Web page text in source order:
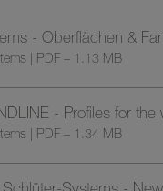
- Oberflächen &
| PDF – 1.13 MB
- Profiles for
| PDF – 1.34 MB